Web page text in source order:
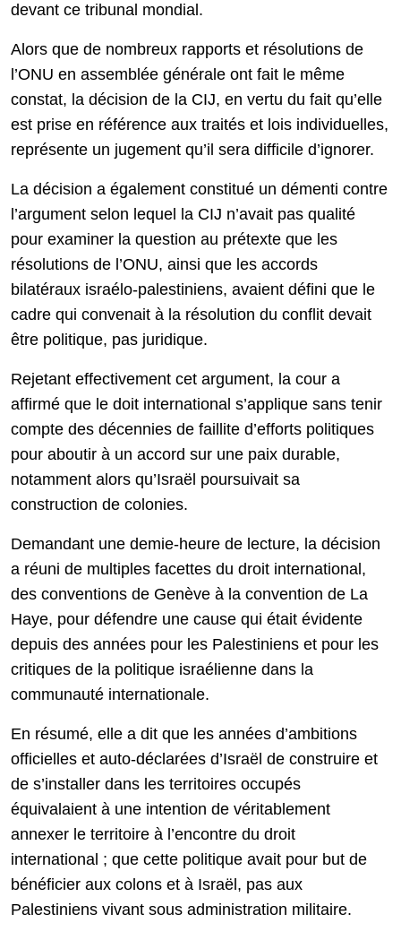
devant ce tribunal mondial.
Alors que de nombreux rapports et résolutions de
l’ONU en assemblée générale ont fait le même
constat, la décision de la CIJ, en vertu du fait qu’elle
est prise en référence aux traités et lois individuelles,
représente un jugement qu’il sera difficile d’ignorer.
La décision a également constitué un démenti contre
l’argument selon lequel la CIJ n’avait pas qualité
pour examiner la question au prétexte que les
résolutions de l’ONU, ainsi que les accords
bilatéraux israélo-palestiniens, avaient défini que le
cadre qui convenait à la résolution du conflit devait
être politique, pas juridique.
Rejetant effectivement cet argument, la cour a
affirmé que le doit international s’applique sans tenir
compte des décennies de faillite d’efforts politiques
pour aboutir à un accord sur une paix durable,
notamment alors qu’Israël poursuivait sa
construction de colonies.
Demandant une demie-heure de lecture, la décision
a réuni de multiples facettes du droit international,
des conventions de Genève à la convention de La
Haye, pour défendre une cause qui était évidente
depuis des années pour les Palestiniens et pour les
critiques de la politique israélienne dans la
communauté internationale.
En résumé, elle a dit que les années d’ambitions
officielles et auto-déclarées d’Israël de construire et
de s’installer dans les territoires occupés
équivalaient à une intention de véritablement
annexer le territoire à l’encontre du droit
international ; que cette politique avait pour but de
bénéficier aux colons et à Israël, pas aux
Palestiniens vivant sous administration militaire.